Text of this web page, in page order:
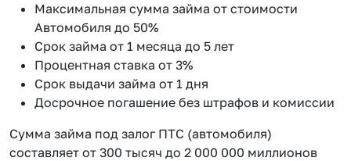
Максимальная сумма займа от стоимости
Автомобиля до 50%
Срок займа от 1 месяца до 5 лет
Процентная ставка от 3%
Срок выдачи займа от 1 дня
Досрочное погашение без штрафов и комиссии
Сумма займа под залог ПТС (автомобиля)
составляет от 300 тысяч до 2 000 000 миллионов